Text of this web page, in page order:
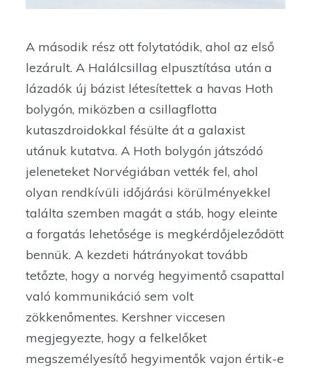
A második rész ott folytatódik, ahol az első
lezárult. A Halálcsillag elpusztítása után a
lázadók új bázist létesítettek a havas Hoth
bolygón, miközben a csillagflotta
kutaszdroidokkal fésülte át a galaxist
utánuk kutatva. A Hoth bolygón játszódó
jeleneteket Norvégiában vették fel, ahol
olyan rendkívüli időjárási körülményekkel
találta szemben magát a stáb, hogy eleinte
a forgatás lehetősége is megkérdőjeleződött
bennük. A kezdeti hátrányokat tovább
tetőzte, hogy a norvég hegyimentő csapattal
való kommunikáció sem volt
zökkenőmentes. Kershner viccesen
megjegyezte, hogy a felkelőket
megszemélyesítő hegyimentők vajon értik-e